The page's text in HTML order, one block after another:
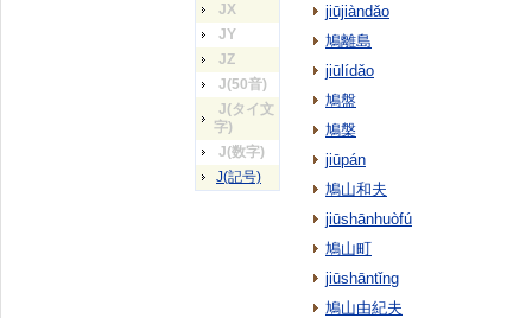
JX
JY
JZ
J(50音)
J(タイ文
字)
J(数字)
J(記号)
jiūjiàndǎo
鳩離島
jiūlídǎo
鳩盤
鳩槃
jiūpán
鳩山和夫
jiūshānhuòfú
鳩山町
jiūshāntǐng
鳩山由紀夫